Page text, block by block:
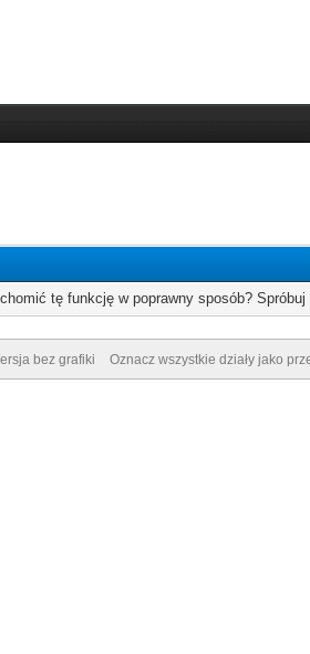
tę funkcję w poprawny sposób? Spróbuj
bez grafiki Oznacz wszystkie działy jako